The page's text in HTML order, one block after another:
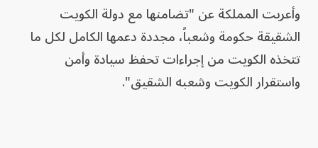
وأعربت المملكة عن "تضامنها مع دولة الكويت
الشقيقة حكومة وشعباً، مجددة دعمها الكامل لكل ما
تتخذه الكويت من إجراءات تحفظ سيادة وأمن
واستقرار الكويت وشعبه الشقيق".